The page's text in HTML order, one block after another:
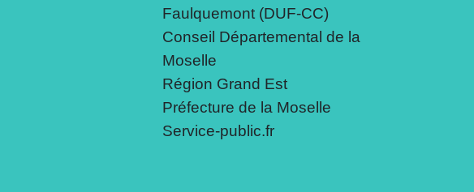
Faulquemont (DUF-CC)
Conseil Départemental de la
Moselle
Région Grand Est
Préfecture de la Moselle
Service-public.fr